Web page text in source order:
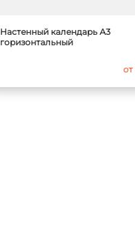
Настенный календарь А3
горизонтальный
от